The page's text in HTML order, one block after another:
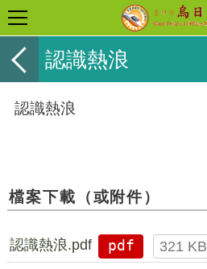
認識熱浪
認識熱浪
檔案下載（或附件）
認識熱浪.pdf pdf 321 KB